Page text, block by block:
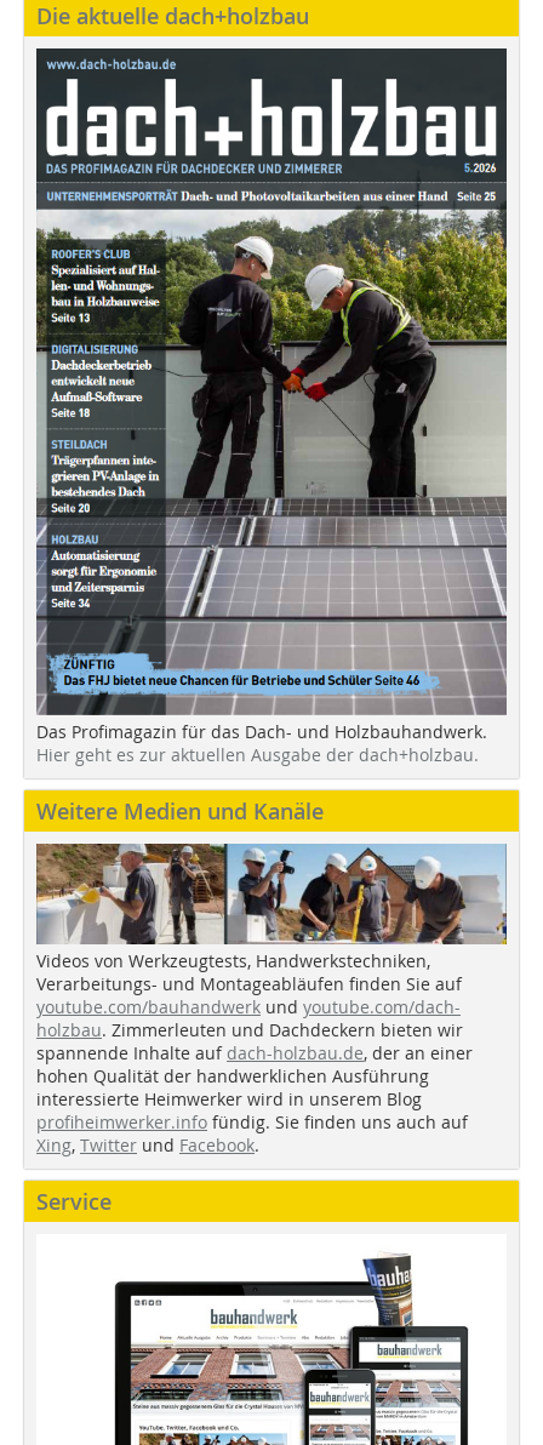
Die aktuelle dach+holzbau
Das Profimagazin für das Dach- und Holzbauhandwerk.
Hier geht es zur aktuellen Ausgabe der dach+holzbau.
Weitere Medien und Kanäle
Videos von Werkzeugtests, Handwerkstechniken,
Verarbeitungs- und Montageabläufen finden Sie auf
youtube.com/bauhandwerk und youtube.com/dach-
holzbau. Zimmerleuten und Dachdeckern bieten wir
spannende Inhalte auf dach-holzbau.de, der an einer
hohen Qualität der handwerklichen Ausführung
interessierte Heimwerker wird in unserem Blog
profiheimwerker.info fündig. Sie finden uns auch auf
Xing, Twitter und Facebook.
Service